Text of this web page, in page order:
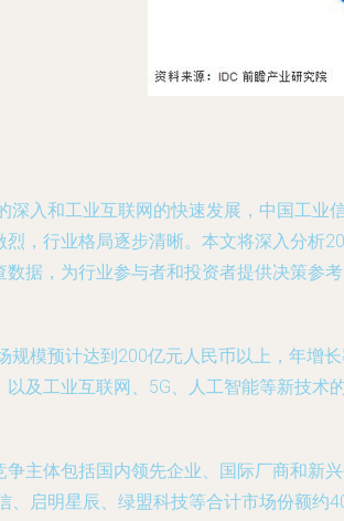
深入和工业互联网的快速发展，中国工
，行业格局逐步清晰。本文将深入分析
据，为行业参与者和投资者提供决策参考
规模预计达到200亿元人民币以上，年增
及工业互联网、5G、人工智能等新技术
主体包括国内领先企业、国际厂商和新
、启明星辰、绿盟科技等合计市场份额